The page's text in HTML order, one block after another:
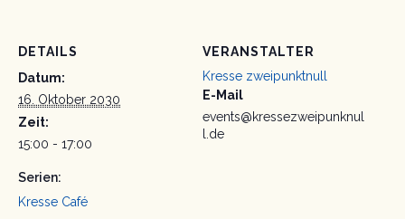
DETAILS
Datum:
16. Oktober 2030
Zeit:
15:00 - 17:00
Serien:
Kresse Café
VERANSTALTER
Kresse zweipunktnull
E-Mail
events@kressezweipunknul
l.de